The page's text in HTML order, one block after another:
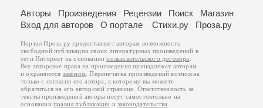
Авторы Произведения Рецензии Поиск
Магазин
Вход для авторов
О портале Стихи.ру Проза.ру
Портал Проза.ру предоставляет авторам возможность
свободной публикации своих литературных произведений в
сети Интернет на основаниипользовательского договора
Все авторские права на произведения принадлежат авторам
и охраняются законом . Перепечатка произведений возможна
только с согласия его автора, к которому вы можете
обратиться на его авторской странице. Ответственность за
тексты произведений авторы несут самостоятельно на
основанииправил публикации изаконодательства